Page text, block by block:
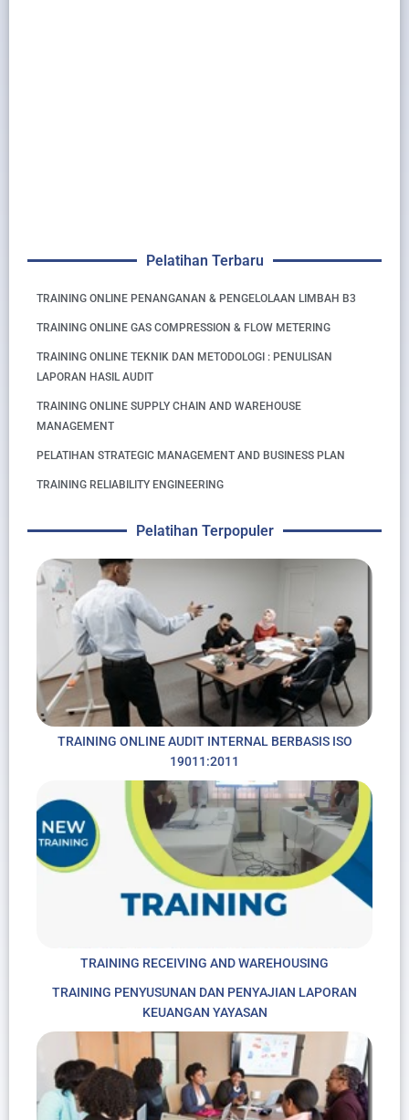
Pelatihan Terbaru
TRAINING ONLINE PENANGANAN & PENGELOLAAN LIMBAH B3
TRAINING ONLINE GAS COMPRESSION & FLOW METERING
TRAINING ONLINE TEKNIK DAN METODOLOGI : PENULISAN
LAPORAN HASIL AUDIT
TRAINING ONLINE SUPPLY CHAIN AND WAREHOUSE
MANAGEMENT
PELATIHAN STRATEGIC MANAGEMENT AND BUSINESS PLAN
TRAINING RELIABILITY ENGINEERING
Pelatihan Terpopuler
TRAINING ONLINE AUDIT INTERNAL BERBASIS ISO
19011:2011
TRAINING RECEIVING AND WAREHOUSING
TRAINING PENYUSUNAN DAN PENYAJIAN LAPORAN
KEUANGAN YAYASAN